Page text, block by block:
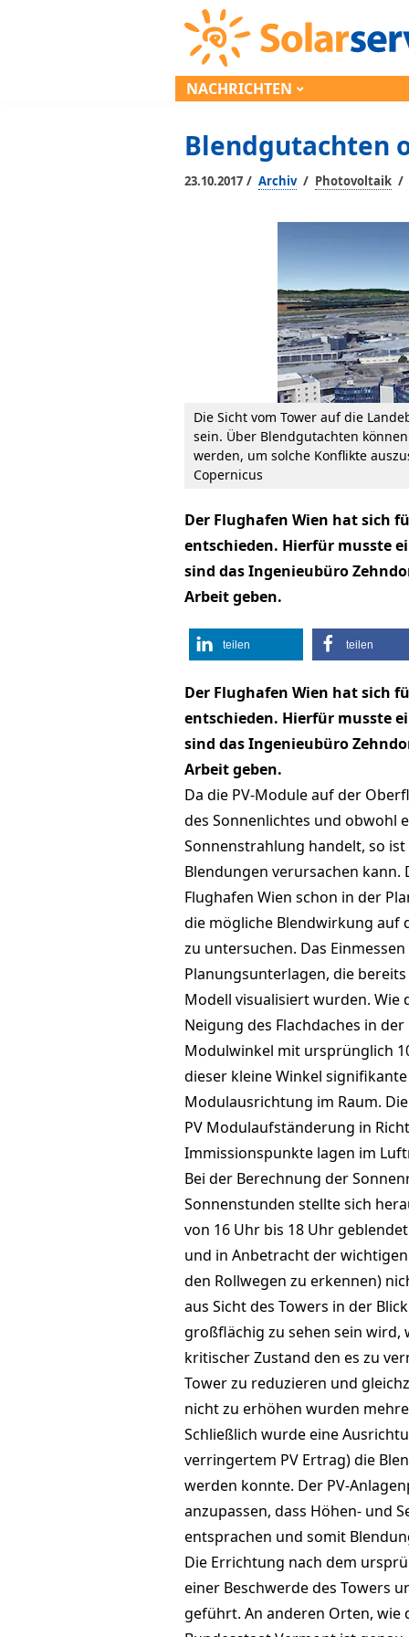
NACHRICHTEN
Blendgutachten
23.10.2017 / Archiv / Photovoltaik /
Die Sicht vom Tower auf die
sein. Über Blendgutachten
werden, um solche Konflikte
Copernicus
Der Flughafen Wien hat sich
entschieden. Hierfür musste
sind das Ingenieubüro
Arbeit geben.
teilen teilen
Der Flughafen Wien hat sich
entschieden. Hierfür musste
sind das Ingenieubüro
Arbeit geben.
Da die PV-Module auf der
des Sonnenlichtes und obwohl
Sonnenstrahlung handelt, so
Blendungen verursachen
Flughafen Wien schon in der
die mögliche Blendwirkung auf
zu untersuchen. Das
Planungsunterlagen, die
Modell visualisiert wurden. Wie
Neigung des Flachdaches in
Modulwinkel mit ursprünglich
dieser kleine Winkel
Modulausrichtung im Raum.
PV Modulaufständerung in
Immissionspunkte lagen im
Bei der Berechnung der
Sonnenstunden stellte sich
von 16 Uhr bis 18 Uhr
und in Anbetracht der
den Rollwegen zu erkennen)
aus Sicht des Towers in der
großflächig zu sehen sein wird,
kritischer Zustand den es zu
Tower zu reduzieren und
nicht zu erhöhen wurden
Schließlich wurde eine
verringertem PV Ertrag) die
werden konnte. Der PV-
anzupassen, dass Höhen- und
entsprachen und somit
Die Errichtung nach dem
einer Beschwerde des Towers
geführt. An anderen Orten, wie